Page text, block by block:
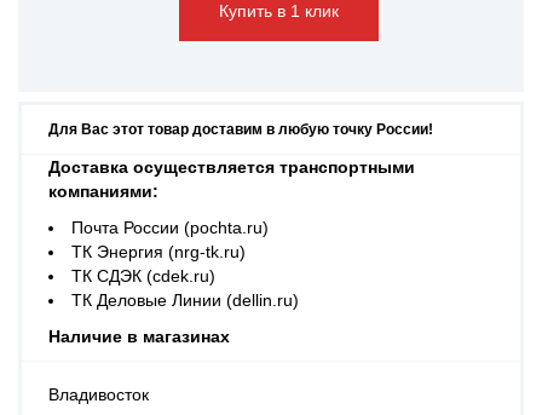
Купить в 1 клик
Для Вас этот товар доставим в любую точку России!
Доставка осуществляется транспортными
компаниями:
Почта России (pochta.ru)
ТК Энергия (nrg-tk.ru)
ТК СДЭК (cdek.ru)
ТК Деловые Линии (dellin.ru)
Наличие в магазинах
Владивосток